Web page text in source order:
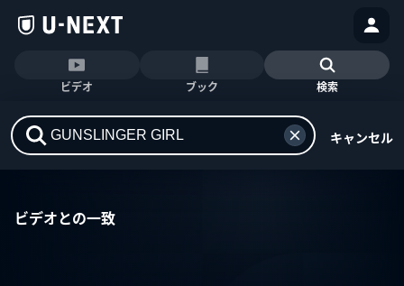
ビデオ ブック 検索
キャンセル
ビデオとの一致